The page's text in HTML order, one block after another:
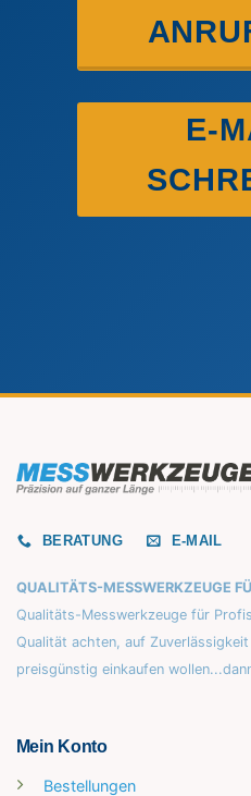
E-
BERATUNG E-MAIL
QUALITÄTS-MESSWERKZEUGE
Qualitäts-Messwerkzeuge für
Qualität achten, auf
preisgünstig einkaufen
Mein Konto
Bestellungen